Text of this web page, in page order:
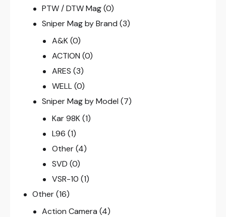
PTW / DTW Mag (0)
Sniper Mag by Brand (3)
A&K (0)
ACTION (0)
ARES (3)
WELL (0)
Sniper Mag by Model (7)
Kar 98K (1)
L96 (1)
Other (4)
SVD (0)
VSR-10 (1)
Other(16)
Action Camera (4)